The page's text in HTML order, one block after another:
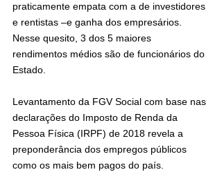
praticamente empata com a de investidores
e rentistas –e ganha dos empresários.
Nesse quesito, 3 dos 5 maiores
rendimentos médios são de funcionários do
Estado.
Levantamento da FGV Social com base nas
declarações do Imposto de Renda da
Pessoa Física (IRPF) de 2018 revela a
preponderância dos empregos públicos
como os mais bem pagos do país.